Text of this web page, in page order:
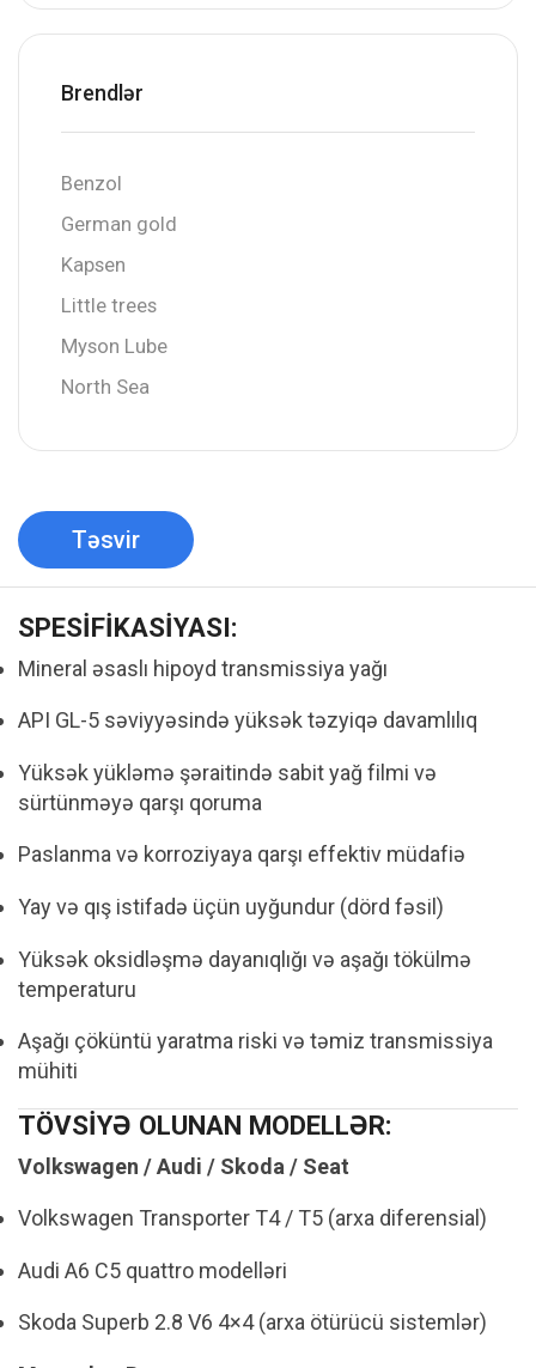
Brendlər
Benzol
German gold
Kapsen
Little trees
Myson Lube
North Sea
Təsvir
SPESİFİKASİYASI:
Mineral əsaslı hipoyd transmissiya yağı
API GL-5 səviyyəsində yüksək təzyiqə davamlılıq
Yüksək yükləmə şəraitində sabit yağ filmi və
sürtünməyə qarşı qoruma
Paslanma və korroziyaya qarşı effektiv müdafiə
Yay və qış istifadə üçün uyğundur (dörd fəsil)
Yüksək oksidləşmə dayanıqlığı və aşağı tökülmə
temperaturu
Aşağı çöküntü yaratma riski və təmiz transmissiya
mühiti
TÖVSİYƏ OLUNAN MODELLƏR:
Volkswagen / Audi / Skoda / Seat
Volkswagen Transporter T4 / T5 (arxa diferensial)
Audi A6 C5 quattro modelləri
Skoda Superb 2.8 V6 4×4 (arxa ötürücü sistemlər)